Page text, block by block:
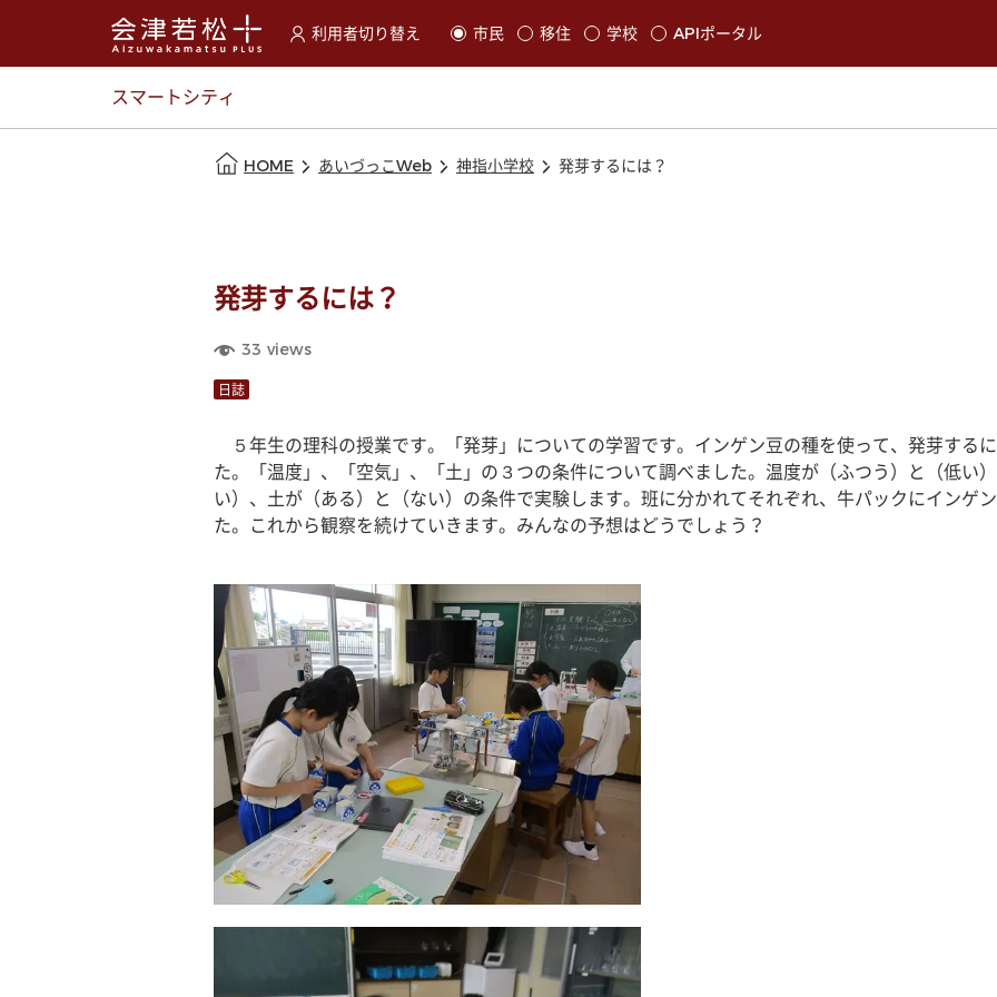
利用者切り替え
選択すると利用者の切替が発生します
市民 移住 学校 APIポータル
スマートシティ
HOME あいづっこWeb 神指小学校 発芽するには？
発芽するには？
33 views
日誌
５年生の理科の授業です。「発芽」についての学習です。インゲン豆の種を使って、発芽する
た。「温度」、「空気」、「土」の３つの条件について調べました。温度が（ふつう）と（低い
い）、土が（ある）と（ない）の条件で実験します。班に分かれてそれぞれ、牛パックにインゲ
た。これから観察を続けていきます。みんなの予想はどうでしょう？